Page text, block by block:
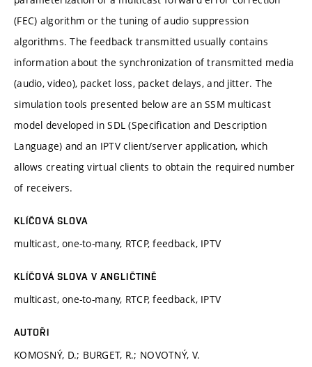
(FEC) algorithm or the tuning of audio suppression
algorithms. The feedback transmitted usually contains
information about the synchronization of transmitted media
(audio, video), packet loss, packet delays, and jitter. The
simulation tools presented below are an SSM multicast
model developed in SDL (Specification and Description
Language) and an IPTV client/server application, which
allows creating virtual clients to obtain the required number
of receivers.
KLÍČOVÁ SLOVA
multicast, one-to-many, RTCP, feedback, IPTV
KLÍČOVÁ SLOVA V ANGLIČTINĚ
multicast, one-to-many, RTCP, feedback, IPTV
AUTOŘI
KOMOSNÝ, D.; BURGET, R.; NOVOTNÝ, V.